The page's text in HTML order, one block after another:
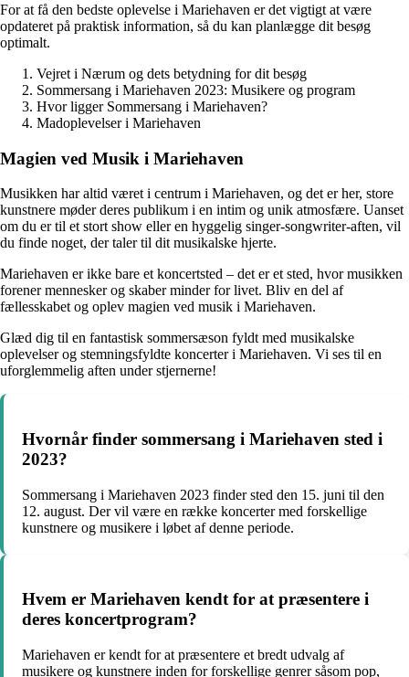
For at få den bedste oplevelse i Mariehaven er det vigtigt at være
opdateret på praktisk information, så du kan planlægge dit besøg
optimalt.
Vejret i Nærum og dets betydning for dit besøg
Sommersang i Mariehaven 2023: Musikere og program
Hvor ligger Sommersang i Mariehaven?
Madoplevelser i Mariehaven
Magien ved Musik i Mariehaven
Musikken har altid været i centrum i Mariehaven, og det er her, store
kunstnere møder deres publikum i en intim og unik atmosfære. Uanset
om du er til et stort show eller en hyggelig singer-songwriter-aften, vil
du finde noget, der taler til dit musikalske hjerte.
Mariehaven er ikke bare et koncertsted – det er et sted, hvor musikken
forener mennesker og skaber minder for livet. Bliv en del af
fællesskabet og oplev magien ved musik i Mariehaven.
Glæd dig til en fantastisk sommersæson fyldt med musikalske
oplevelser og stemningsfyldte koncerter i Mariehaven. Vi ses til en
uforglemmelig aften under stjernerne!
Hvornår finder sommersang i Mariehaven sted i
2023?
Sommersang i Mariehaven 2023 finder sted den 15. juni til den
12. august. Der vil være en række koncerter med forskellige
kunstnere og musikere i løbet af denne periode.
Hvem er Mariehaven kendt for at præsentere i
deres koncertprogram?
Mariehaven er kendt for at præsentere et bredt udvalg af
musikere og kunstnere inden for forskellige genrer såsom pop,